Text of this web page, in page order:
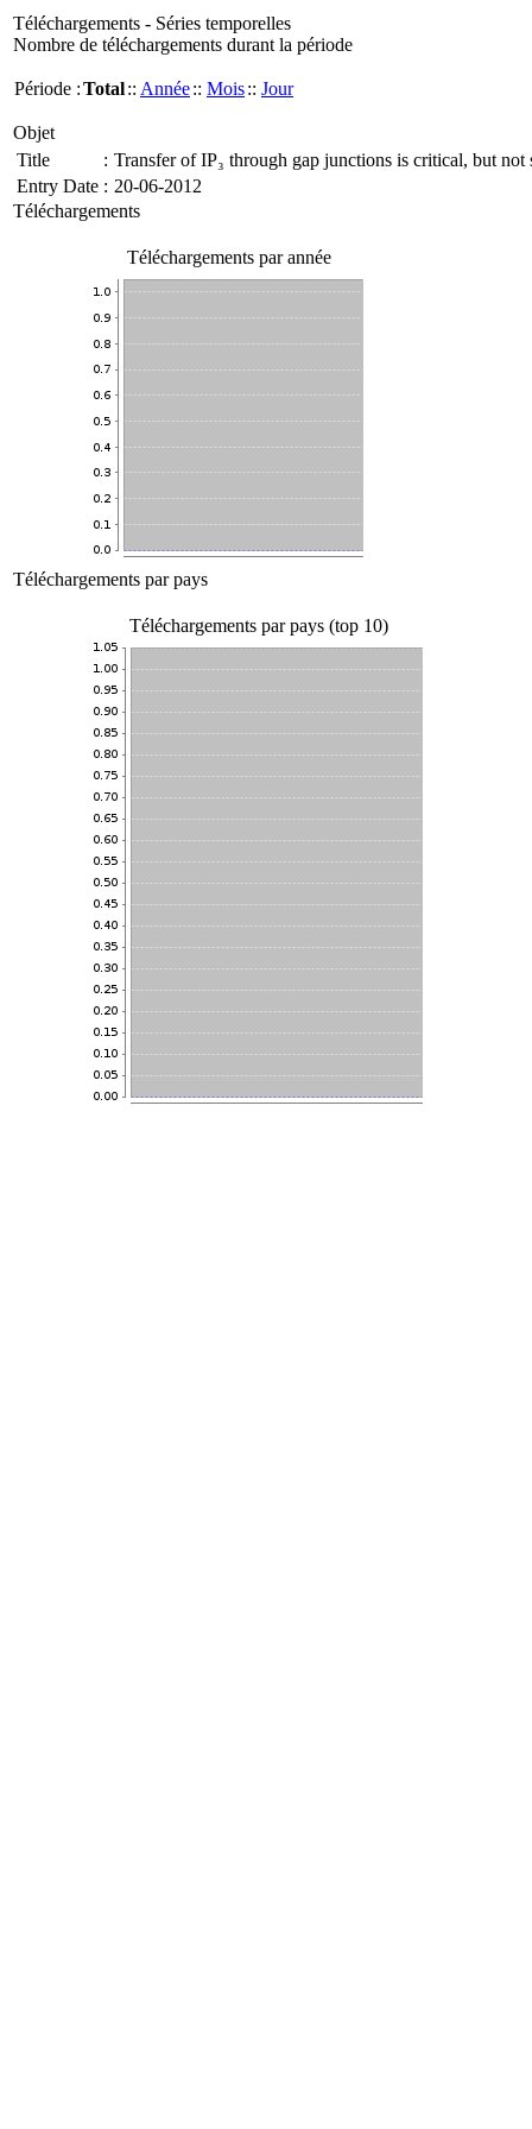
Téléchargements - Séries temporelles
Nombre de téléchargements durant la période
Période :Total:: Année:: Mois:: Jour
Objet
Title
: Transfer of IP₃ through gap junctions is critical, but
Entry Date : 20-06-2012
Téléchargements
Téléchargements par année
Téléchargements par pays
Téléchargements par pays (top 10)